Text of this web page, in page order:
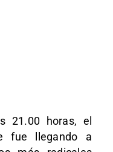
21.00 horas, el
fue llegando a